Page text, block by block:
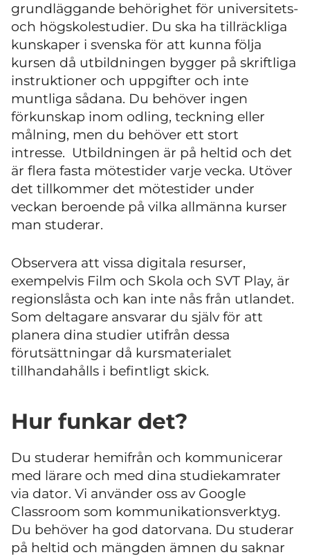
grundläggande behörighet för universitets-
och högskolestudier. Du ska ha tillräckliga
kunskaper i svenska för att kunna följa
kursen då utbildningen bygger på skriftliga
instruktioner och uppgifter och inte
muntliga sådana. Du behöver ingen
förkunskap inom odling, teckning eller
målning, men du behöver ett stort
intresse. Utbildningen är på heltid och det
är flera fasta mötestider varje vecka. Utöver
det tillkommer det mötestider under
veckan beroende på vilka allmänna kurser
man studerar.
Observera att vissa digitala resurser,
exempelvis Film och Skola och SVT Play, är
regionslåsta och kan inte nås från utlandet.
Som deltagare ansvarar du själv för att
planera dina studier utifrån dessa
förutsättningar då kursmaterialet
tillhandahålls i befintligt skick.
Hur funkar det?
Du studerar hemifrån och kommunicerar
med lärare och med dina studiekamrater
via dator. Vi använder oss av Google
Classroom som kommunikationsverktyg.
Du behöver ha god datorvana. Du studerar
på heltid och mängden ämnen du saknar